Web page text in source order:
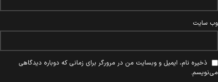
وب‌ سایت
ذخیره نام، ایمیل و وبسایت من در مرورگر برای زمانی که دوباره دیدگاهی
می‌نویسم.